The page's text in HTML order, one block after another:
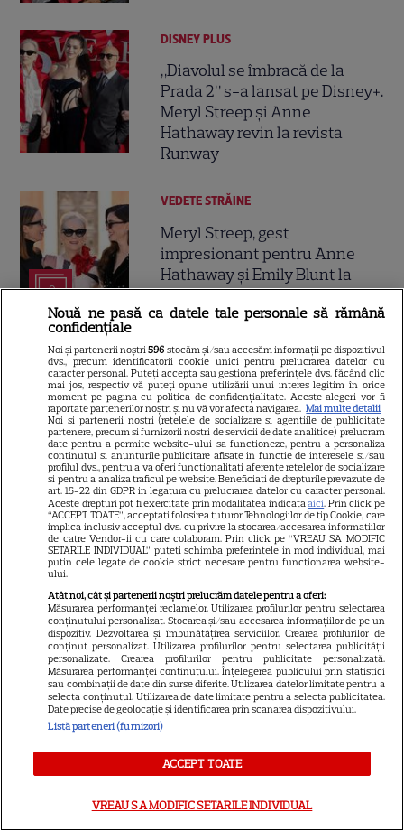
DISNEY PLUS
„Diavolul se îmbracă de la
Prada 2” s-a lansat pe Disney+.
Meryl Streep și Anne
Hathaway revin la revista
Runway
9
VEDETE STRĂINE
Meryl Streep, gest
impresionant pentru Anne
Hathaway și Emily Blunt la
„Diavolul se îmbracă de la
Prada 2”. Ce salarii ar fi primit
13
VEDETE STRĂINE
Tom Holland, decizie radicală
pentru noul său film! Ce
promisiune a făcut actorul
după momentele virale în care
a făcut senzație prin dans
13
SKYSHOWTIME
Scott Thomas, din nou mamă
și fiică pe ecran în „My
Mother's Wedding”. Când
apare filmul pe SkyShowtime
PRIME VIDEO
din „Stranger Things”, intră în
universul „Stăpânul Inelelor”.
Ce rol legendar va interpreta în
Nouă ne pasă ca datele tale personale să rămână
confidențiale
Noi și partenerii noștri596 stocăm și/sau accesăm informații pe dispozitivul
dvs., precum identificatorii cookie unici pentru prelucrarea datelor cu
caracter personal. Puteți accepta sau gestiona preferințele dvs. făcând clic
mai jos, respectiv vă puteți opune utilizării unui interes legitim în orice
moment pe pagina cu politica de confidențialitate. Aceste alegeri vor fi
raportate partenerilor noștri și nu vă vor afecta navigarea. Mai multe detalii
Noi si partenerii nostri (retelele de socializare si agentiile de publicitate
partenere, precum si furnizorii nostri de servicii de date analitice) prelucram
date pentru a permite website-ului sa functioneze, pentru a personaliza
continutul si anunturile publicitare afisate in functie de interesele si/sau
profilul dvs., pentru a va oferi functionalitati aferente retelelor de socializare
si pentru a analiza traficul pe website. Beneficiati de drepturile prevazute de
art. 15-22 din GDPR in legatura cu prelucrarea datelor cu caracter personal.
Aceste drepturi pot fi exercitate prin modalitatea indicataaici. Prin click pe
“ACCEPT TOATE”, acceptati folosirea tuturor Tehnologiilor de tip Cookie, care
implica inclusiv acceptul dvs. cu privire la stocarea/accesarea informatiilor
de catre Vendor-ii cu care colaboram. Prin click pe “VREAU SA MODIFIC
SETARILE INDIVIDUAL” puteti schimba preferintele in mod individual, mai
putin cele legate de cookie strict necesare pentru functionarea website-
ului.
Atât noi, cât și partenerii noștri prelucrăm datele pentru a oferi:
Măsurarea performanței reclamelor. Utilizarea profilurilor pentru selectarea
conținutului personalizat. Stocarea și/sau accesarea informațiilor de pe un
dispozitiv. Dezvoltarea și îmbunătățirea serviciilor. Crearea profilurilor de
conținut personalizat. Utilizarea profilurilor pentru selectarea publicității
personalizate. Crearea profilurilor pentru publicitate personalizată.
Măsurarea performanței conținutului. Înțelegerea publicului prin statistici
sau combinații de date din surse diferite. Utilizarea datelor limitate pentru a
selecta conținutul. Utilizarea de date limitate pentru a selecta publicitatea.
Date precise de geolocație și identificarea prin scanarea dispozitivului.
Listă parteneri (furnizori)
ACCEPT TOATE
VREAU SA MODIFIC SETARILE INDIVIDUAL